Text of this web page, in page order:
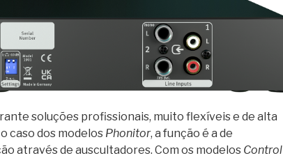
soluções profissionais, muito flexíveis e de alta
caso dos modelos Phonitor, a função é a de
através de auscultadores. Com os modelos Control